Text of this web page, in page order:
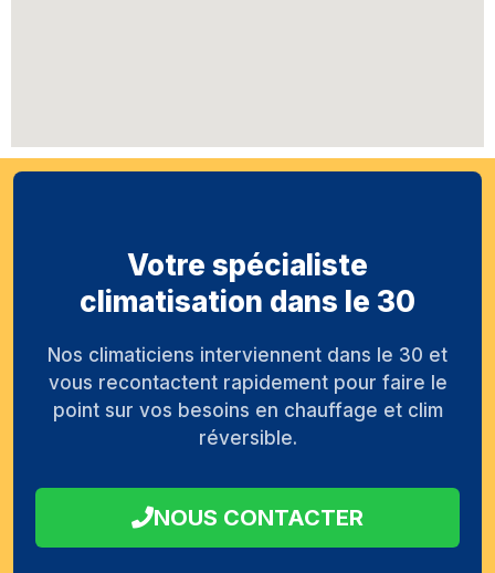
Votre spécialiste
climatisation dans le 30
Nos climaticiens interviennent dans le 30 et
vous recontactent rapidement pour faire le
point sur vos besoins en chauffage et clim
réversible.
NOUS CONTACTER